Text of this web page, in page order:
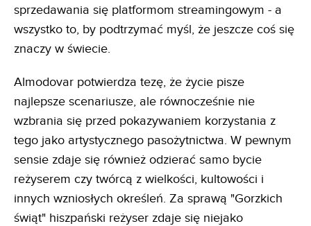
sprzedawania się platformom streamingowym - a
wszystko to, by podtrzymać myśl, że jeszcze coś się
znaczy w świecie.
Almodovar potwierdza tezę, że życie pisze
najlepsze scenariusze, ale równocześnie nie
wzbrania się przed pokazywaniem korzystania z
tego jako artystycznego pasożytnictwa. W pewnym
sensie zdaje się również odzierać samo bycie
reżyserem czy twórcą z wielkości, kultowości i
innych wzniosłych określeń. Za sprawą "Gorzkich
świąt" hiszpański reżyser zdaje się niejako